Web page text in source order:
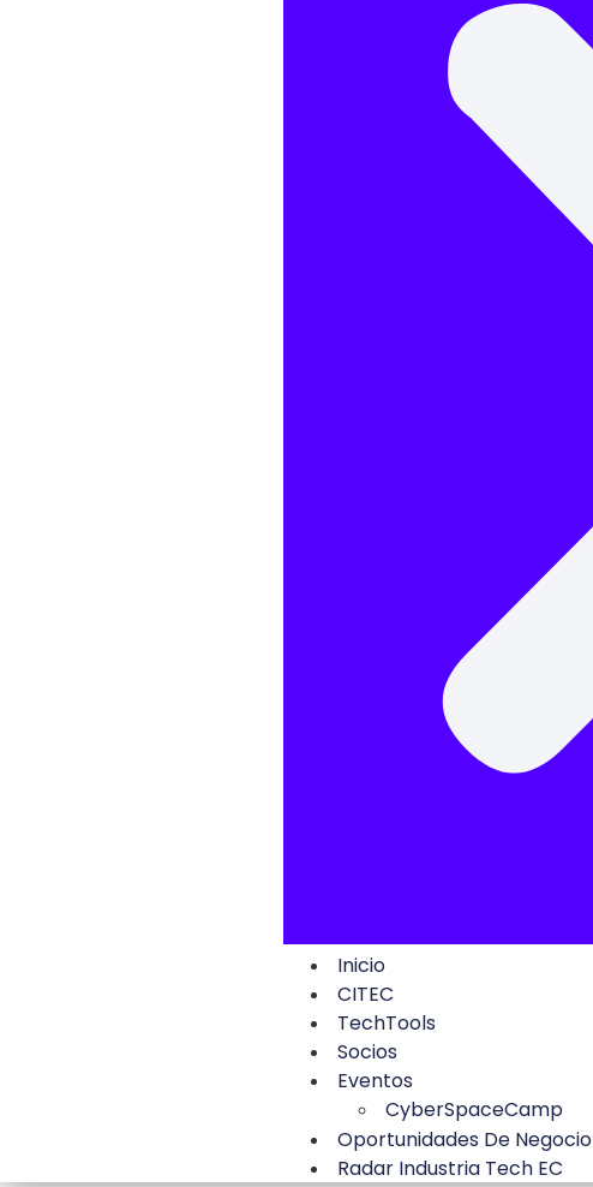
Inicio
CITEC
TechTools
Socios
Eventos
CyberSpaceCamp
Oportunidades De Negocio
Radar Industria Tech EC